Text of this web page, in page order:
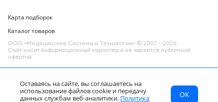
МСТ Каталог
Главная
Карта подборок
Каталог товаров
ООО «Медицинские Системы и Технологии» © 2007 - 2026.
Сайт носит информационный характер и не является публичной
офертой.
Оставаясь на сайте, вы соглашаетесь на
использование файлов cookie и передачу
данных службам веб-аналитики. Политика
OK